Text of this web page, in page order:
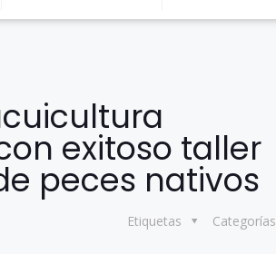
exitoso taller
peces nativos
Categorías
Etiquetas